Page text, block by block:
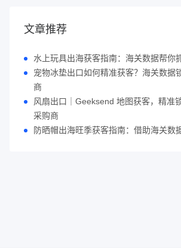
文章推荐
水上玩具出海获客指南：海关数据帮你
宠物冰垫出口如何精准获客？海关数据
商
风扇出口｜Geeksend 地图获客，精准
采购商
防晒帽出海旺季获客指南：借助海关数